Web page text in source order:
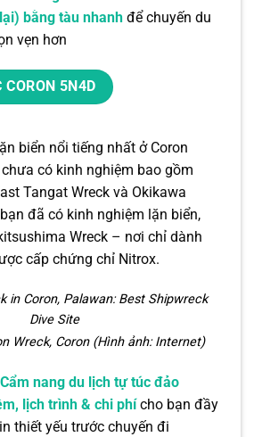
bằng tàu nhanh để chuyến du
vẹn hơn
CORON 5N4D
biển nổi tiếng nhất ở Coron
có kinh nghiệm bao gồm
Tangat Wreck và Okikawa
đã có kinh nghiệm lặn biển,
Wreck – nơi chỉ dành
cấp chứng chỉ Nitrox.
Wreck, Coron (Hình ảnh: Internet)
Cẩm nang du lịch tự túc đảo
lịch trình & chi phí cho bạn đầy
thiết yếu trước chuyến đi